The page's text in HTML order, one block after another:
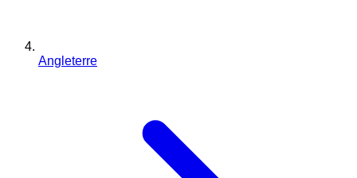
Angleterre